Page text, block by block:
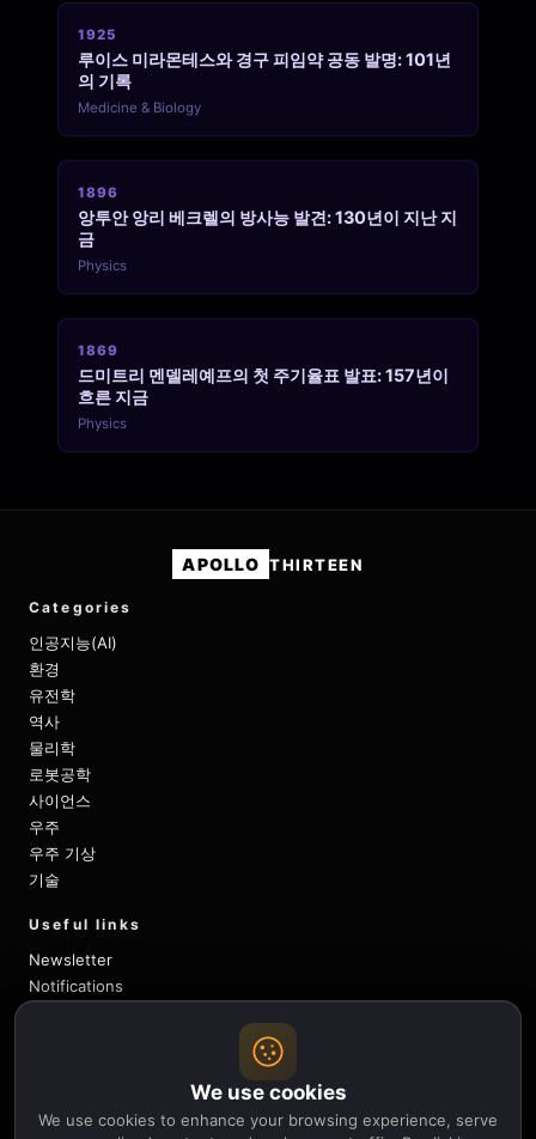
1925
루이스 미라몬테스와 경구 피임약 공동 발명: 101년
의 기록
Medicine & Biology
1896
앙투안 앙리 베크렐의 방사능 발견: 130년이 지난 지
금
Physics
1869
드미트리 멘델레예프의 첫 주기율표 발표: 157년이
흐른 지금
Physics
APOLLO THIRTEEN
Categories
인공지능(AI)
환경
유전학
역사
물리학
로봇공학
사이언스
우주
우주 기상
기술
Useful links
Newsletter
Notifications
Contact
We use cookies
We use cookies to enhance your browsing experience, serve